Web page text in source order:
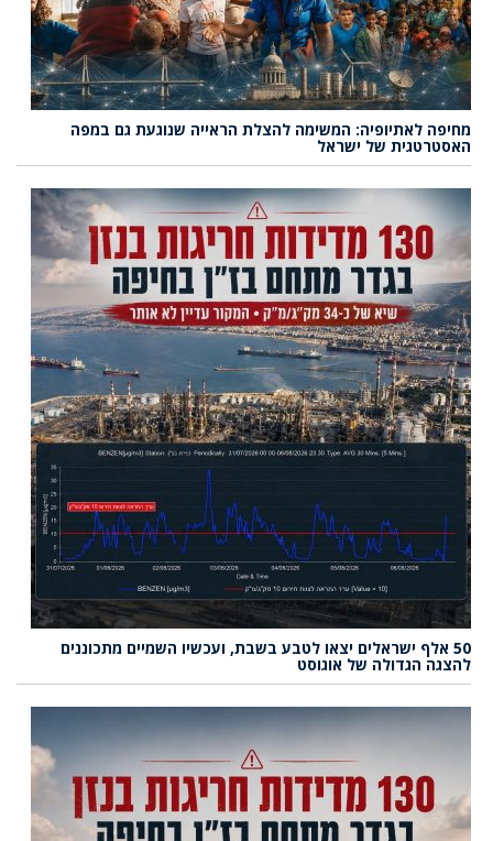
מחיפה לאתיופיה: המשימה להצלת הראייה שנוגעת גם במפה
האסטרטגית של ישראל
50 אלף ישראלים יצאו לטבע בשבת, ועכשיו השמיים מתכוננים
להצגה הגדולה של אוגוסט